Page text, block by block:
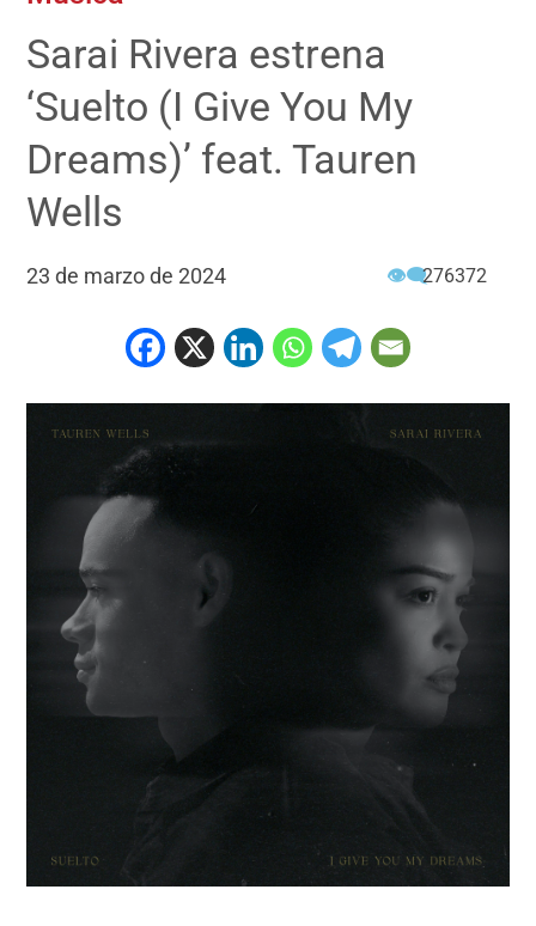
Sarai Rivera estrena
‘Suelto (I Give You My
Dreams)’ feat. Tauren
Wells
23 de marzo de 2024 👁‍🗨276372